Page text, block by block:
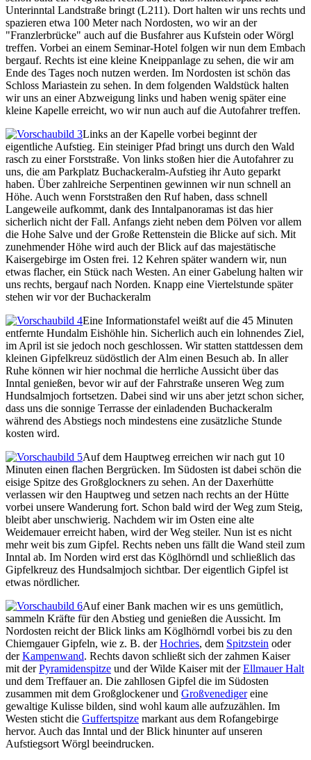
Unterinntal Landstraße bringt (L211). Dort halten wir uns rechts und
spazieren etwa 100 Meter nach Nordosten, wo wir an der
"Franzlerbrücke" auch auf die Busfahrer aus Kufstein oder Wörgl
treffen. Vorbei an einem Seminar-Hotel folgen wir nun dem Embach
bergauf. Rechts ist eine kleine Kneippanlage zu sehen, die wir am
Ende des Tages noch nutzen werden. Im Nordosten ist schön das
Schloss Mariastein zu sehen. In dem folgenden Waldstück halten
wir uns an einer Abzweigung links und haben wenig später eine
kleine Kapelle erreicht, wo wir nun auch auf die Autofahrer treffen.
Links an der Kapelle vorbei beginnt der
eigentliche Aufstieg. Ein steiniger Pfad bringt uns durch den Wald
rasch zu einer Forststraße. Von links stoßen hier die Autofahrer zu
uns, die am Parkplatz Buchackeralm-Aufstieg ihr Auto geparkt
haben. Über zahlreiche Serpentinen gewinnen wir nun schnell an
Höhe. Auch wenn Forststraßen den Ruf haben, dass schnell
Langeweile aufkommt, dank des Inntalpanoramas ist das hier
sicherlich nicht der Fall. Anfangs zieht neben dem Pölven vor allem
die Hohe Salve und der Große Rettenstein die Blicke auf sich. Mit
zunehmender Höhe wird auch der Blick auf das majestätische
Kaisergebirge im Osten frei. 12 Kehren später wandern wir, nun
etwas flacher, ein Stück nach Westen. An einer Gabelung halten wir
uns rechts, bergauf nach Norden. Knapp eine Viertelstunde später
stehen wir vor der Buchackeralm
Eine Informationstafel weißt auf die 45 Minuten
entfernte Hundalm Eishöhle hin. Sicherlich auch ein lohnendes Ziel,
im April ist sie jedoch noch geschlossen. Wir statten stattdessen dem
kleinen Gipfelkreuz südöstlich der Alm einen Besuch ab. In aller
Ruhe können wir hier nochmal die herrliche Aussicht über das
Inntal genießen, bevor wir auf der Fahrstraße unseren Weg zum
Hundsalmjoch fortsetzen. Dabei sind wir uns aber jetzt schon sicher,
dass uns die sonnige Terrasse der einladenden Buchackeralm
während des Abstiegs noch mindestens eine zusätzliche Stunde
kosten wird.
Auf dem Hauptweg erreichen wir nach gut 10
Minuten einen flachen Bergrücken. Im Südosten ist dabei schön die
eisige Spitze des Großglockners zu sehen. An der Daxerhütte
verlassen wir den Hauptweg und setzen nach rechts an der Hütte
vorbei unsere Wanderung fort. Schon bald wird der Weg zum Steig,
bleibt aber unschwierig. Nachdem wir im Osten eine alte
Weidemauer erreicht haben, wird der Weg steiler. Nun ist es nicht
mehr weit bis zum Gipfel. Rechts neben uns fällt die Wand steil zum
Inntal ab. Im Norden wird erst das Köglhörndl und schließlich das
Gipfelkreuz des Hundsalmjoch sichtbar. Der eigentlich Gipfel ist
etwas nördlicher.
Auf einer Bank machen wir es uns gemütlich,
sammeln Kräfte für den Abstieg und genießen die Aussicht. Im
Nordosten reicht der Blick links am Köglhörndl vorbei bis zu den
Chiemgauer Gipfeln, wie z. B. derHochries, dem Spitzstein oder
derKampenwand. Rechts davon schließt sich der zahmen Kaiser
mit derPyramidenspitze und der Wilde Kaiser mit derEllmauer Halt
und dem Treffauer an. Die zahllosen Gipfel die im Südosten
zusammen mit dem Großglockener und Großvenedigereine
gewaltige Kulisse bilden, sind wohl kaum alle aufzuzählen. Im
Westen sticht die Guffertspitze markant aus dem Rofangebirge
hervor. Auch das Inntal und der Blick hinunter auf unseren
Aufstiegsort Wörgl beeindrucken.